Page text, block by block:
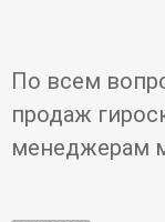
По всем
продаж
менеджерам